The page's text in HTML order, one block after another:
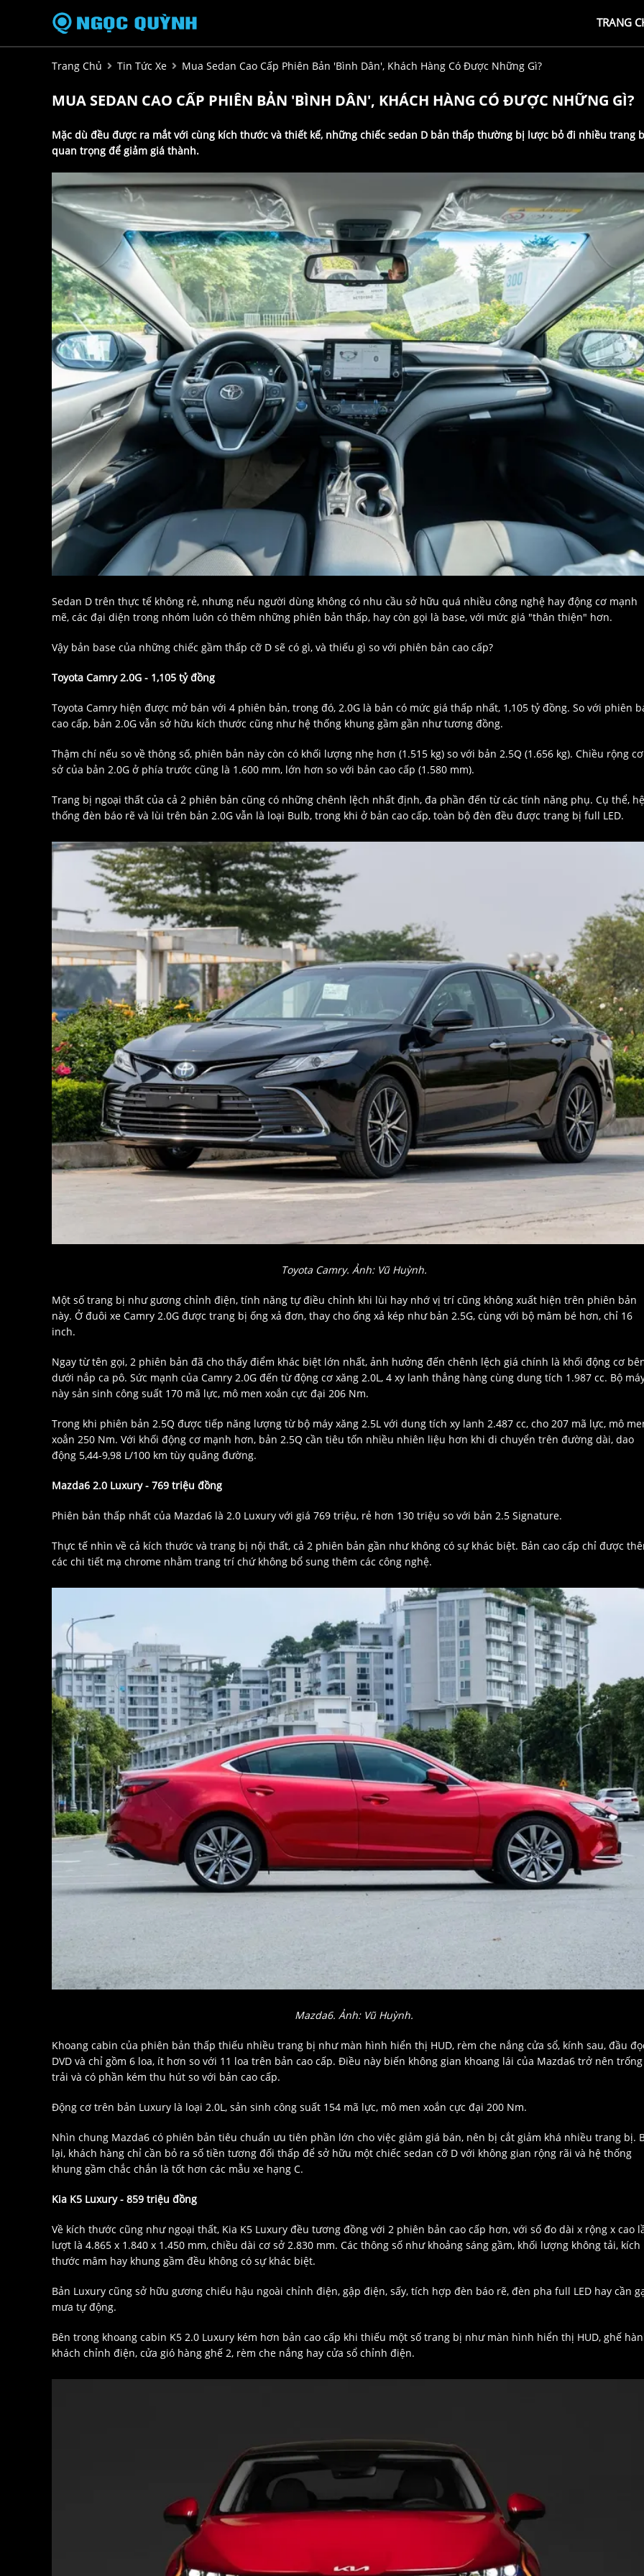
TRANG
Trang Chủ Tin Tức Xe Mua Sedan Cao Cấp Phiên Bản 'bình Dân', Khách Hàng Có Được Những Gì?
MUA SEDAN CAO CẤP PHIÊN BẢN 'BÌNH DÂN', KHÁCH HÀNG CÓ ĐƯỢC NHỮNG GÌ?
Mặc dù đều được ra mắt với cùng kích thước và thiết kế, những chiếc sedan D bản thấp thường bị lược bỏ đi nhiều trang
quan trọng để giảm giá thành.
Sedan D trên thực tế không rẻ, nhưng nếu người dùng không có nhu cầu sở hữu quá nhiều công nghệ hay động cơ mạnh
mẽ, các đại diện trong nhóm luôn có thêm những phiên bản thấp, hay còn gọi là base, với mức giá "thân thiện" hơn.
Vậy bản base của những chiếc gầm thấp cỡ D sẽ có gì, và thiếu gì so với phiên bản cao cấp?
Toyota Camry 2.0G - 1,105 tỷ đồng
Toyota Camry hiện được mở bán với 4 phiên bản, trong đó, 2.0G là bản có mức giá thấp nhất, 1,105 tỷ đồng. So với phiên
cao cấp, bản 2.0G vẫn sở hữu kích thước cũng như hệ thống khung gầm gần như tương đồng.
Thậm chí nếu so về thông số, phiên bản này còn có khối lượng nhẹ hơn (1.515 kg) so với bản 2.5Q (1.656 kg). Chiều rộng cơ
sở của bản 2.0G ở phía trước cũng là 1.600 mm, lớn hơn so với bản cao cấp (1.580 mm).
Trang bị ngoại thất của cả 2 phiên bản cũng có những chênh lệch nhất định, đa phần đến từ các tính năng phụ. Cụ thể, hệ
thống đèn báo rẽ và lùi trên bản 2.0G vẫn là loại Bulb, trong khi ở bản cao cấp, toàn bộ đèn đều được trang bị full LED.
Toyota Camry. Ảnh: Vũ Huỳnh.
Một số trang bị như gương chỉnh điện, tính năng tự điều chỉnh khi lùi hay nhớ vị trí cũng không xuất hiện trên phiên bản
này. Ở đuôi xe Camry 2.0G được trang bị ống xả đơn, thay cho ống xả kép như bản 2.5G, cùng với bộ mâm bé hơn, chỉ 16
inch.
Ngay từ tên gọi, 2 phiên bản đã cho thấy điểm khác biệt lớn nhất, ảnh hưởng đến chênh lệch giá chính là khối động cơ
dưới nắp ca pô. Sức mạnh của Camry 2.0G đến từ động cơ xăng 2.0L, 4 xy lanh thẳng hàng cùng dung tích 1.987 cc. Bộ
này sản sinh công suất 170 mã lực, mô men xoắn cực đại 206 Nm.
Trong khi phiên bản 2.5Q được tiếp năng lượng từ bộ máy xăng 2.5L với dung tích xy lanh 2.487 cc, cho 207 mã lực, mô
xoắn 250 Nm. Với khối động cơ mạnh hơn, bản 2.5Q cần tiêu tốn nhiều nhiên liệu hơn khi di chuyển trên đường dài, dao
động 5,44-9,98 L/100 km tùy quãng đường.
Mazda6 2.0 Luxury - 769 triệu đồng
Phiên bản thấp nhất của Mazda6 là 2.0 Luxury với giá 769 triệu, rẻ hơn 130 triệu so với bản 2.5 Signature.
Thực tế nhìn về cả kích thước và trang bị nội thất, cả 2 phiên bản gần như không có sự khác biệt. Bản cao cấp chỉ được
các chi tiết mạ chrome nhằm trang trí chứ không bổ sung thêm các công nghệ.
Mazda6. Ảnh: Vũ Huỳnh.
Khoang cabin của phiên bản thấp thiếu nhiều trang bị như màn hình hiển thị HUD, rèm che nắng cửa sổ, kính sau, đầu
DVD và chỉ gồm 6 loa, ít hơn so với 11 loa trên bản cao cấp. Điều này biến không gian khoang lái của Mazda6 trở nên trống
trải và có phần kém thu hút so với bản cao cấp.
Động cơ trên bản Luxury là loại 2.0L, sản sinh công suất 154 mã lực, mô men xoắn cực đại 200 Nm.
Nhìn chung Mazda6 có phiên bản tiêu chuẩn ưu tiên phần lớn cho việc giảm giá bán, nên bị cắt giảm khá nhiều trang bị.
lại, khách hàng chỉ cần bỏ ra số tiền tương đối thấp để sở hữu một chiếc sedan cỡ D với không gian rộng rãi và hệ thống
khung gầm chắc chắn là tốt hơn các mẫu xe hạng C.
Kia K5 Luxury - 859 triệu đồng
Về kích thước cũng như ngoại thất, Kia K5 Luxury đều tương đồng với 2 phiên bản cao cấp hơn, với số đo dài x rộng x cao
lượt là 4.865 x 1.840 x 1.450 mm, chiều dài cơ sở 2.830 mm. Các thông số như khoảng sáng gầm, khối lượng không tải, kích
thước mâm hay khung gầm đều không có sự khác biệt.
Bản Luxury cũng sở hữu gương chiếu hậu ngoài chỉnh điện, gập điện, sấy, tích hợp đèn báo rẽ, đèn pha full LED hay cần
mưa tự động.
Bên trong khoang cabin K5 2.0 Luxury kém hơn bản cao cấp khi thiếu một số trang bị như màn hình hiển thị HUD, ghế
khách chỉnh điện, cửa gió hàng ghế 2, rèm che nắng hay cửa sổ chỉnh điện.